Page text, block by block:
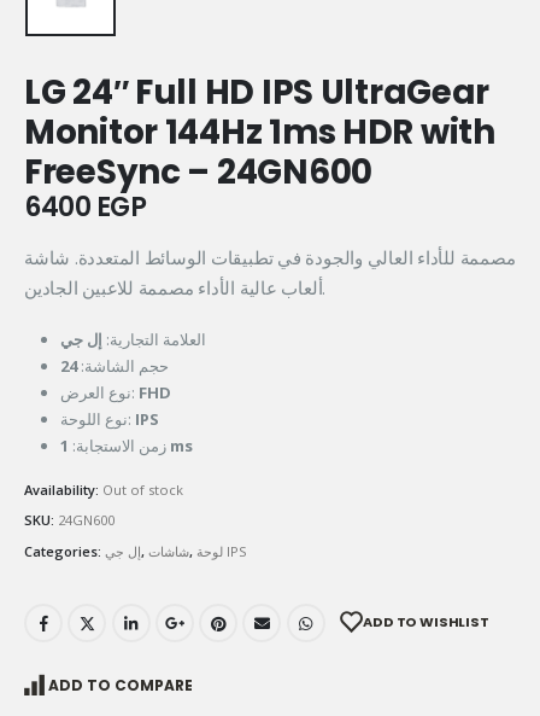
LG 24″ Full HD IPS UltraGear
Monitor 144Hz 1ms HDR with
FreeSync – 24GN600
6400 EGP
مصممة للأداء العالي والجودة في تطبيقات الوسائط المتعددة. شاشة
ألعاب عالية الأداء مصممة للاعبين الجادين.
العلامة التجارية: إل جي
حجم الشاشة:24
نوع العرض: FHD
نوع اللوحة: IPS
زمن الاستجابة:1 ms
Availability: Out of stock
SKU: 24GN600
Categories: إل جي, شاشات, لوحة IPS
ADD TO WISHLIST
ADD TO COMPARE